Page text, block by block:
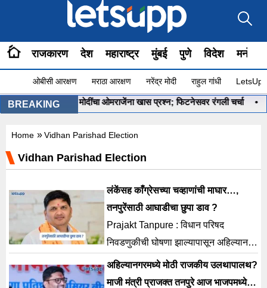
राजकारण देश महाराष्ट्र मुंबई पुणे विदेश
ओबीसी आरक्षण मराठा आरक्षण नरेंद्र मोदी राहुल गांधी
BREAKING
आहे ना?”, PM मोदींचा ओमराजेंना खास प्रश्न; फिटनेसवर रंगली चर्चा •
Home »Vidhan Parishad Election
Vidhan Parishad Election
लंकेंसह काँग्रेसच्या चव्हाणांची माघार…,
तनपुरेंसाठी आघाडीचा छुपा डाव ?
Prajakt Tanpure : विधान परिषद
निवडणुकीची घोषणा झाल्यापासून अहिल्यानगर
मधील राजकारणात अनेक नाट्यमय घडामोडी
घडून आल्या आहेत.
अहिल्यानगरमध्ये मोठी राजकीय उलथापालथ?
माजी मंत्री प्राजक्त तनपुरे आज भाजपमध्ये